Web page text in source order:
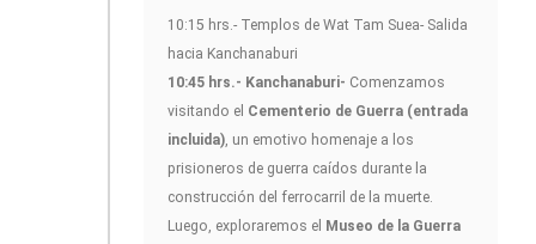
10:15 hrs.- Templos de Wat Tam Suea- Salida
hacia Kanchanaburi
10:45 hrs.- Kanchanaburi- Comenzamos
visitando el Cementerio de Guerra (entrada
incluida) , un emotivo homenaje a los
prisioneros de guerra caídos durante la
construcción del ferrocarril de la muerte.
Luego, exploraremos el Museo de la Guerra